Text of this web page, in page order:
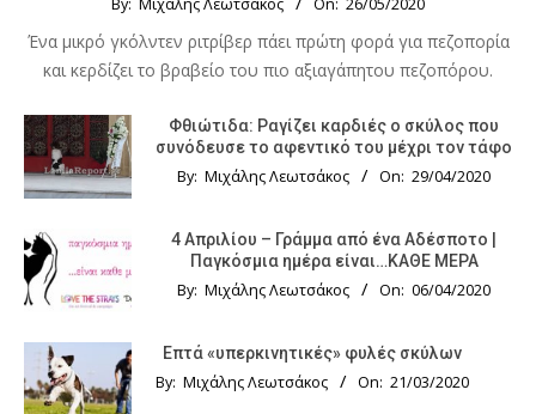
By: Μιχάλης Λεωτσάκος On: 26/05/2020
Ένα μικρό γκόλντεν ριτρίβερ πάει πρώτη φορά για πεζοπορία
και κερδίζει το βραβείο του πιο αξιαγάπητου πεζοπόρου.
Φθιώτιδα: Ραγίζει καρδιές ο σκύλος που
συνόδευσε το αφεντικό του μέχρι τον τάφο
By: Μιχάλης Λεωτσάκος On: 29/04/2020
4 Απριλίου – Γράμμα από ένα Αδέσποτο |
Παγκόσμια ημέρα είναι…ΚΑΘΕ ΜΕΡΑ
By: Μιχάλης Λεωτσάκος On: 06/04/2020
Επτά «υπερκινητικές» φυλές σκύλων
By: Μιχάλης Λεωτσάκος On: 21/03/2020